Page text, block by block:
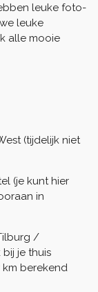
leuke foto-
leuke
alle mooie
(tijdelijk niet
(je kunt hier
in
/
je thuis
km berekend